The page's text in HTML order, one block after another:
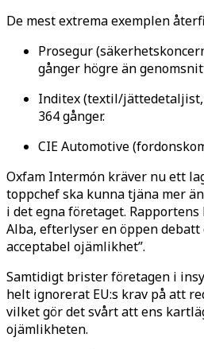
De mest extrema exemplen
Prosegur
gånger högre än
Inditex (textil/jättedetaljist,
364 gånger.
CIE Automotive
Oxfam Intermón kräver nu ett
toppchef ska kunna tjäna mer
i det egna företaget.
Alba, efterlyser en öppen debatt
acceptabel ojämlikhet”.
Samtidigt brister företagen i
helt ignorerat EU:s krav på att
vilket gör det svårt att ens
ojämlikheten.